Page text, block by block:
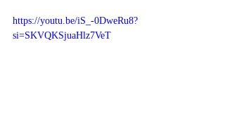
https://youtu.be/iS_-0DweRu8?
si=SKVQKSjuaHlz7VeT